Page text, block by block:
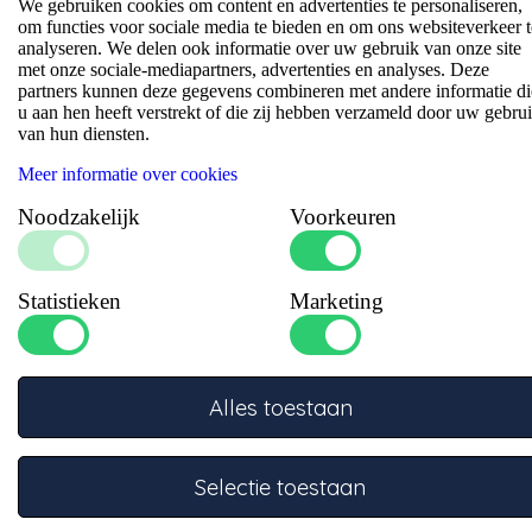
Deze rode tuimelschakelaar werkt op 12 VDC met een 3-pin
SPST configuratie en rode LED-indicator voor directe en
nauwkeurige bediening. Geschikt voor voertuigen en
vaartuigen.
Datasheets
Specificaties
Min. Temperatuur (°C)
: -25
LED kleur
: Rood LED
: 500V DC 100MO
We gebruiken cookies om content en advertenties te personaliseren,
om functies voor sociale media te bieden en om ons websiteverkeer
analyseren. We delen ook informatie over uw gebruik van onze site
met onze sociale-mediapartners, advertenties en analyses. Deze
partners kunnen deze gegevens combineren met andere informatie
u aan hen heeft verstrekt of die zij hebben verzameld door uw
van hun diensten.
Meer informatie over cookies
Noodzakelijk Voorkeuren
Statistieken Marketing
Selectie toestaan
Alles toestaan